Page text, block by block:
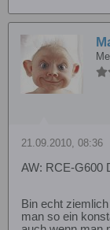
21.09.2010, 08:36
AW: RCE-G600
Bin echt
man so ein